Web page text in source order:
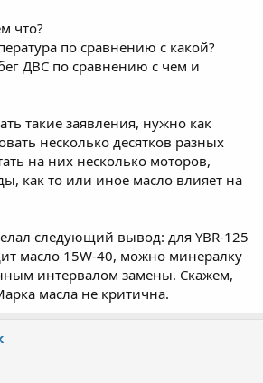
что?
по сравнению с какой?
ДВС по сравнению с чем и
такие заявления, нужно как
несколько десятков разных
на них несколько моторов,
как то или иное масло влияет на
следующий вывод: для YBR-125
масло 15W-40, можно минералку
интервалом замены. Скажем,
масла не критична.